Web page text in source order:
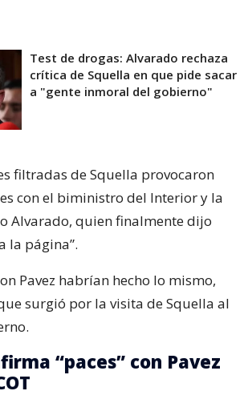
Test de drogas: Alvarado rechaza
crítica de Squella en que pide sacar
a "gente inmoral del gobierno"
filtradas de Squella provocaron
con el biministro del Interior y la
Alvarado, quien finalmente dijo
la página”.
Pavez habrían hecho lo mismo,
surgió por la visita de Squella al
“paces” con Pavez